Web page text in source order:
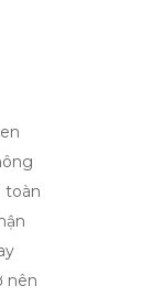
toàn
nên